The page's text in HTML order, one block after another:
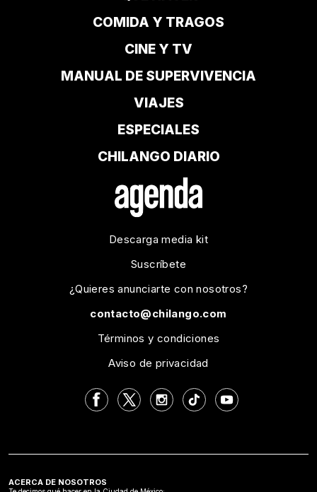
COMIDA Y TRAGOS
CINE Y TV
MANUAL DE SUPERVIVENCIA
VIAJES
ESPECIALES
CHILANGO DIARIO
Descarga media kit
Suscríbete
¿Quieres anunciarte con nosotros?
contacto@chilango.com
Términos y condiciones
Aviso de privacidad
ACERCA DE NOSOTROS